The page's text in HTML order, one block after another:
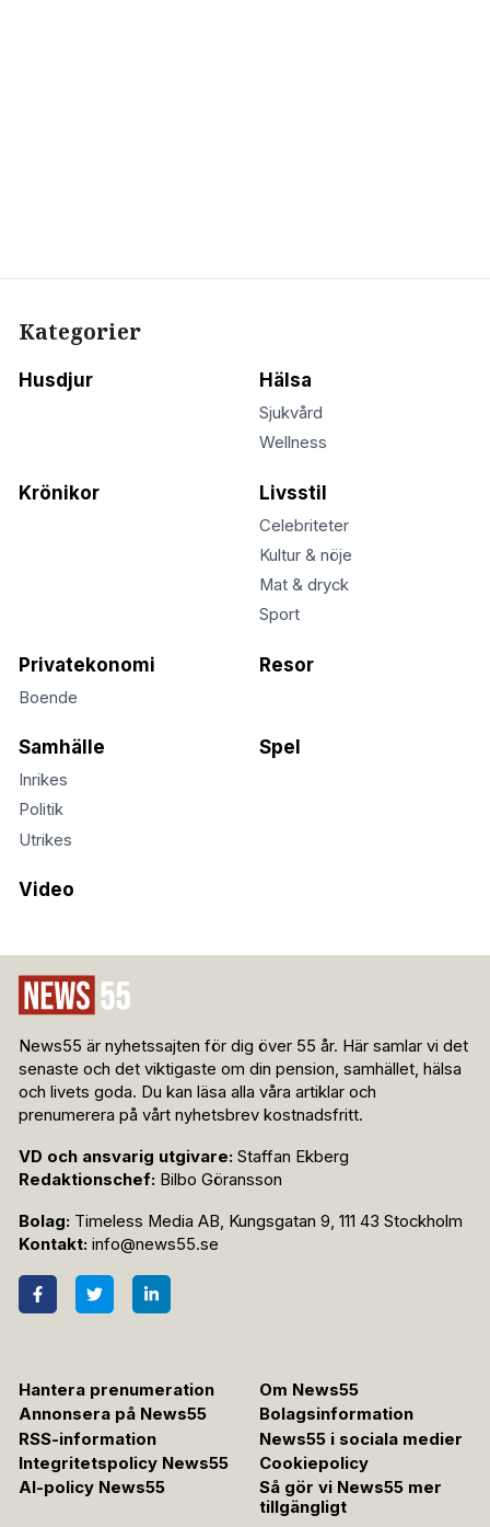
Kategorier
Husdjur Hälsa
Sjukvård
Wellness
Krönikor Livsstil
Celebriteter
Kultur & nöje
Mat & dryck
Sport
Privatekonomi
Boende
Resor
Samhälle
Inrikes
Politik
Utrikes
Spel
Video
News55 är nyhetssajten för dig över 55 år. Här samlar vi det
senaste och det viktigaste om din pension, samhället, hälsa
och livets goda. Du kan läsa alla våra artiklar och
prenumerera på vårt nyhetsbrev kostnadsfritt.
VD och ansvarig utgivare: Staffan Ekberg
Redaktionschef: Bilbo Göransson
Bolag: Timeless Media AB, Kungsgatan 9, 111 43 Stockholm
Kontakt: info@news55.se
Hantera prenumeration
Om News55
Annonsera på News55
Bolagsinformation
RSS-information
News55 i sociala medier
Integritetspolicy News55
Cookiepolicy
AI-policy News55
Så gör vi News55 mer
tillgängligt